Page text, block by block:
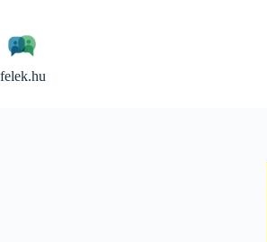
content
felek.hu